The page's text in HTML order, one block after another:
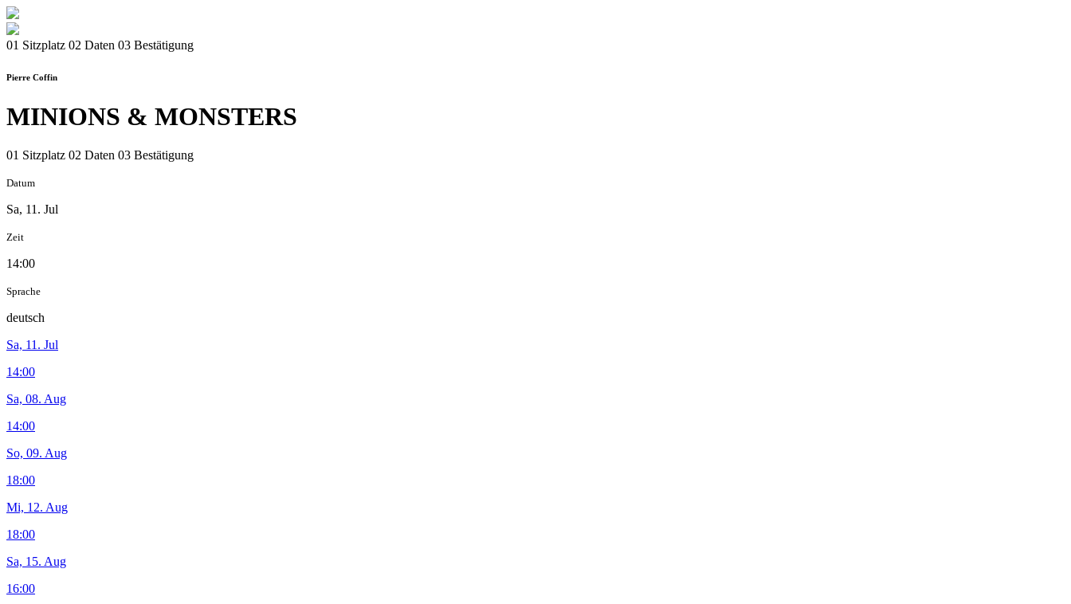
01 Sitzplatz 02 Daten 03 Bestätigung
Pierre Coffin
MINIONS & MONSTERS
01 Sitzplatz 02 Daten 03 Bestätigung
Datum
Sa, 11. Jul
Zeit
14:00
Sprache
deutsch
Sa, 11. Jul
14:00
Sa, 08. Aug
14:00
So, 09. Aug
18:00
Mi, 12. Aug
18:00
Sa, 15. Aug
16:00